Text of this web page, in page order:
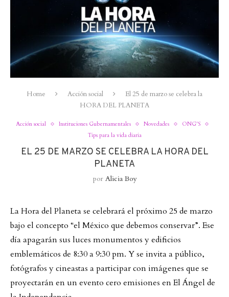
Home Acción social
El 25 de marzo se celebra la
HORA DEL PLANETA
Acción social Instituciones Gubernamentales Novedades
ONG'S
Tips para la vida diaria
EL 25 DE MARZO SE CELEBRA LA HORA DEL
PLANETA
por Alicia Boy
La Hora del Planeta se celebrará el próximo 25 de marzo
bajo el concepto “el México que debemos conservar”. Ese
día apagarán sus luces monumentos y edificios
emblemáticos de 8:30 a 9:30 pm. Y se invita a público,
fotógrafos y cineastas a participar con imágenes que se
proyectarán en un evento cero emisiones en El Ángel de